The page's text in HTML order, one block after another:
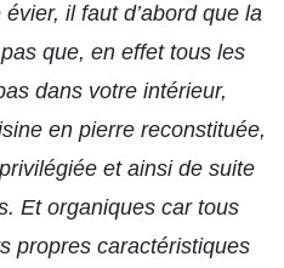
il faut d’abord que la
que, en effet tous les
dans votre intérieur,
en pierre reconstituée,
et ainsi de suite
Et organiques car tous
propres caractéristiques